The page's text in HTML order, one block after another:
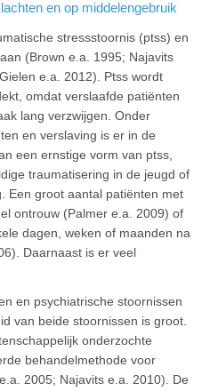
en op middelengebruik
stressstoornis (ptss) en
(Brown e.a. 1995; Najavits
e.a. 2012). Ptss wordt
omdat verslaafde patiënten
lang verzwijgen. Onder
en verslaving is er in de
een ernstige vorm van ptss,
traumatisering in de jeugd of
Een groot aantal patiënten met
ontrouw (Palmer e.a. 2009) of
dagen, weken of maanden na
Daarnaast is er veel
en psychiatrische stoornissen
van beide stoornissen is groot.
onderzochte
behandelmethode voor
2005; Najavits e.a. 2010). De